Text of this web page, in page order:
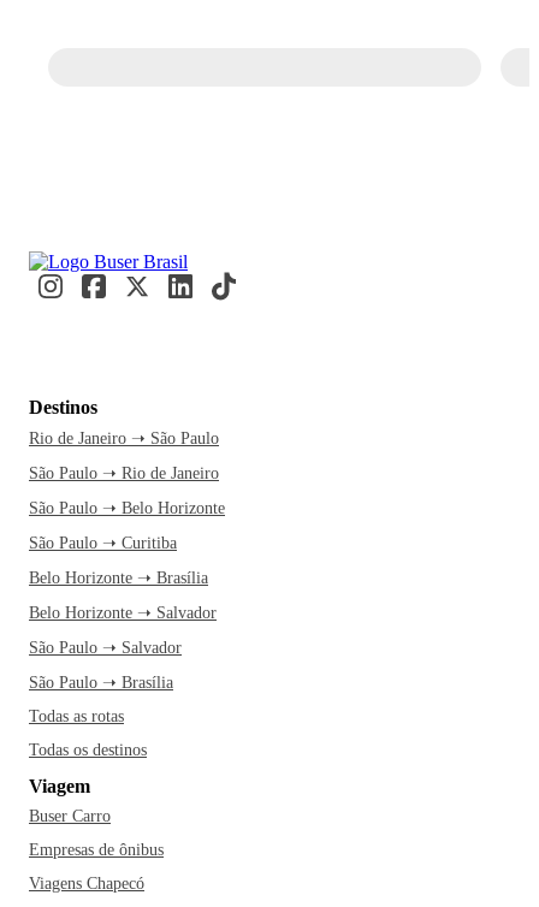
Destinos
Rio de Janeiro ➝ São Paulo
São Paulo ➝ Rio de Janeiro
São Paulo ➝ Belo Horizonte
São Paulo ➝ Curitiba
Belo Horizonte ➝ Brasília
Belo Horizonte ➝ Salvador
São Paulo ➝ Salvador
São Paulo ➝ Brasília
Todas as rotas
Todas os destinos
Viagem
Buser Carro
Empresas de ônibus
Viagens Chapecó